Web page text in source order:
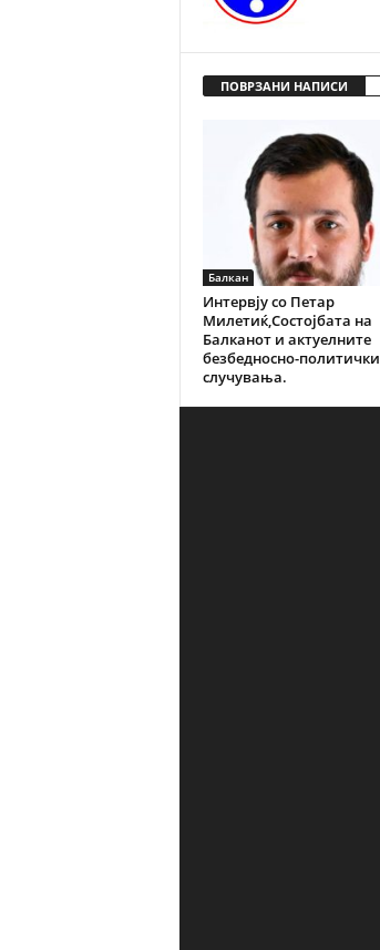
ПОВРЗАНИ НАПИСИ
Балкан
Интервју со Петар
Милетиќ,Состојбата на
Балканот и актуелните
безбедносно-политички
случувања.